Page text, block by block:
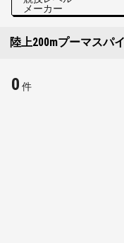
メーカー
陸上200mプーマスパ
0 件